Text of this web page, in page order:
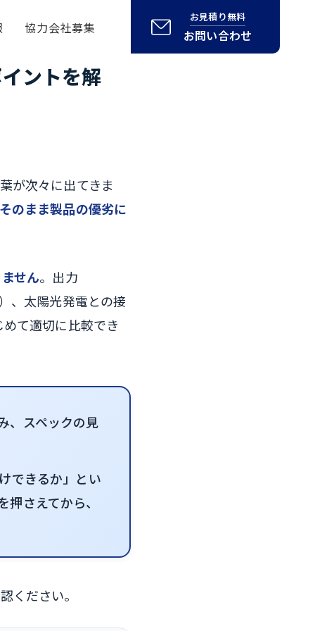
協力会社募集
お見積り無料
お問い合わせ
ントを解
が次々に出てきま
のまま製品の優劣に
せん。出力
、太陽光発電との接
て適切に比較でき
、スペックの見
できるか」とい
さえてから、
ください。